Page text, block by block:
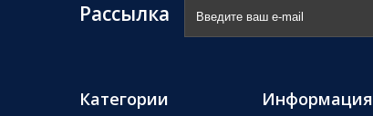
Рассылка
Категории Информация